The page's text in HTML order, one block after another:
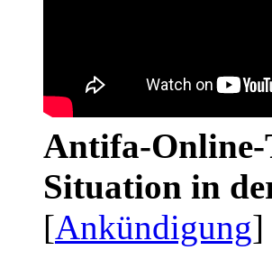
Antifa-Online-
Situation in
[Ankündigung]